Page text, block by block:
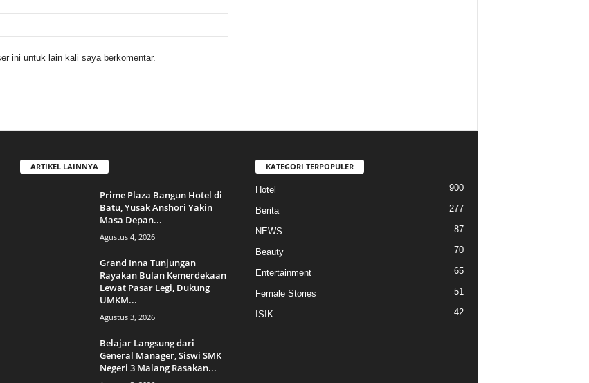
ini untuk lain kali saya berkomentar.
ARTIKEL LAINNYA
Prime Plaza Bangun Hotel di
Batu, Yusak Anshori Yakin
Masa Depan...
Agustus 4, 2026
Grand Inna Tunjungan
Rayakan Bulan Kemerdekaan
Lewat Pasar Legi, Dukung
UMKM...
Agustus 3, 2026
Belajar Langsung dari
General Manager, Siswi SMK
Negeri 3 Malang Rasakan...
KATEGORI TERPOPULER
Hotel 900
Berita 277
NEWS 87
Beauty 70
Entertainment 65
Female Stories 51
ISIK 42